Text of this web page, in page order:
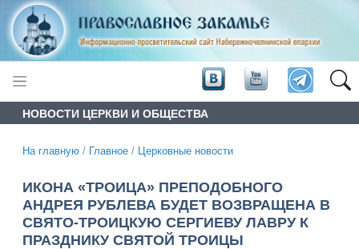
НОВОСТИ ЦЕРКВИ И ОБЩЕСТВА
На главную / Главное / Церковные новости
ИКОНА «ТРОИЦА» ПРЕПОДОБНОГО
АНДРЕЯ РУБЛЕВА БУДЕТ ВОЗВРАЩЕНА В
СВЯТО-ТРОИЦКУЮ СЕРГИЕВУ ЛАВРУ К
ПРАЗДНИКУ СВЯТОЙ ТРОИЦЫ